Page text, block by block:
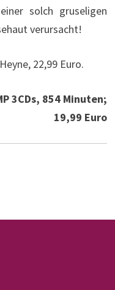
solch gruseligen
verursacht!
22,99 Euro.
3CDs, 854 Minuten;
19,99 Euro